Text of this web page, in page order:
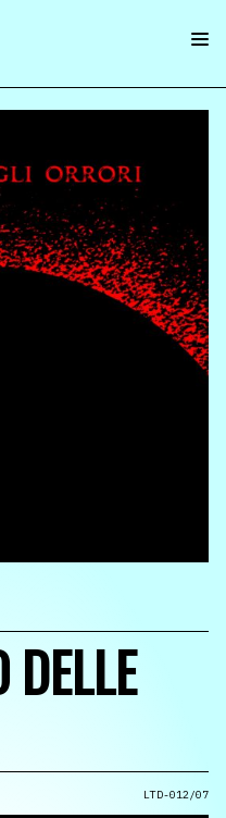
DELLE
LTD-012/07